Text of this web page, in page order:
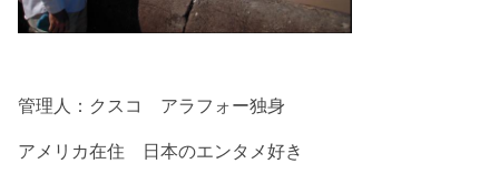
管理人：クスコ アラフォー独身
アメリカ在住 日本のエンタメ好き